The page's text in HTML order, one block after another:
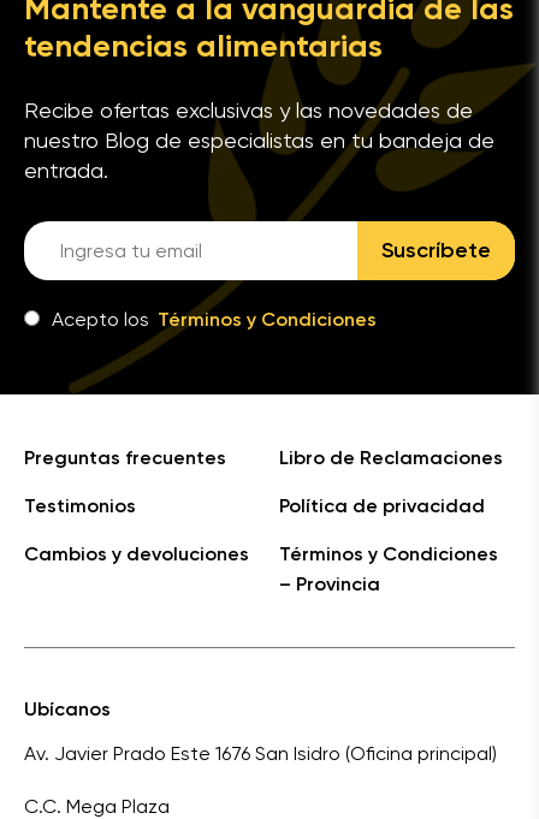
Mantente a la vanguardia de las
tendencias alimentarias
Recibe ofertas exclusivas y las novedades de
nuestro Blog de especialistas en tu bandeja de
entrada.
Suscríbete
Acepto los Términos y Condiciones
Preguntas frecuentes
Testimonios
Cambios y devoluciones
Libro de Reclamaciones
Política de privacidad
Términos y Condiciones
– Provincia
Ubícanos
Av. Javier Prado Este 1676 San Isidro (Oficina principal)
C.C. Mega Plaza